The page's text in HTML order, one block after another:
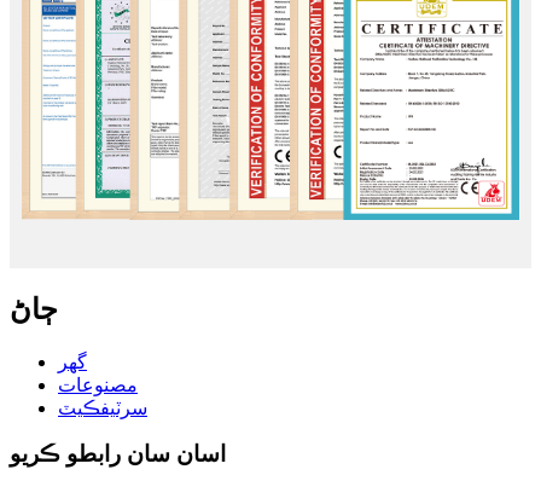
ڄاڻ
گهر
مصنوعات
سرٽيفڪيٽ
اسان سان رابطو ڪريو